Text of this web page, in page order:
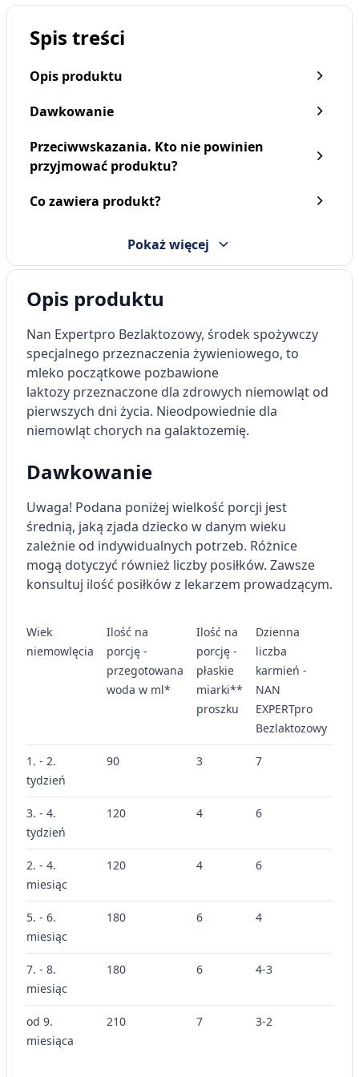
Spis treści
Opis produktu
Dawkowanie
Przeciwwskazania. Kto nie powinien
przyjmować produktu?
Co zawiera produkt?
Pokaż więcej
Opis produktu
Nan Expertpro Bezlaktozowy, środek spożywczy
specjalnego przeznaczenia żywieniowego, to
mleko początkowe pozbawione
laktozy przeznaczone dla zdrowych niemowląt od
pierwszych dni życia. Nieodpowiednie dla
niemowląt chorych na galaktozemię.
Dawkowanie
Uwaga! Podana poniżej wielkość porcji jest
średnią, jaką zjada dziecko w danym wieku
zależnie od indywidualnych potrzeb. Różnice
mogą dotyczyć również liczby posiłków. Zawsze
konsultuj ilość posiłków z lekarzem prowadzącym.
Wiek
niemowlęcia
Ilość na
porcję -
przegotowana
woda w ml*
Ilość na
porcję -
płaskie
miarki**
proszku
Dzienna
liczba
karmień -
NAN
EXPERTpro
Bezlaktozowy
1. - 2.
tydzień
90 3 7
3. - 4.
tydzień
120 4 6
2. - 4.
miesiąc
120 4 6
5. - 6.
miesiąc
180 6 4
7. - 8.
miesiąc
180 6 4-3
od 9.
miesiąca
210 7 3-2